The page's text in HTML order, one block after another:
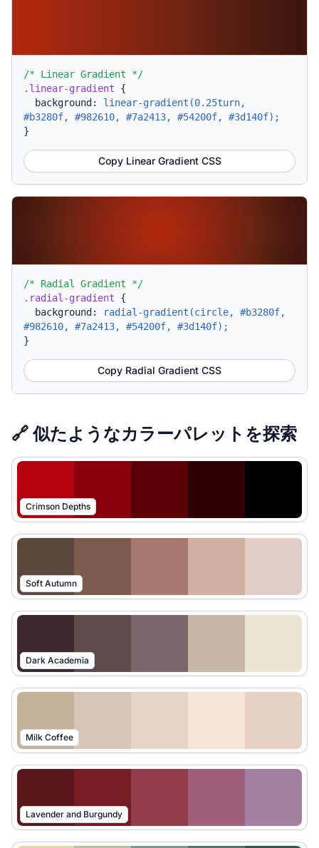
/* Linear Gradient */
.linear-gradient {
background: linear-gradient(0.25turn,
#b3280f, #982610, #7a2413, #54200f, #3d140f);
}
Copy Linear Gradient CSS
/* Radial Gradient */
.radial-gradient {
background:
radial-gradient(circle, #b3280f,
#982610, #7a2413, #54200f, #3d140f);
}
Copy Radial Gradient CSS
🔗 似たようなカラーパレットを探索
Crimson Depths
Soft Autumn
Dark Academia
Milk Coffee
Lavender and Burgundy